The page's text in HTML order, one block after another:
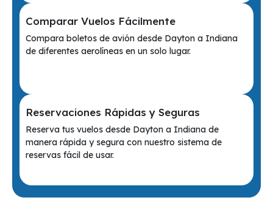
Comparar Vuelos Fácilmente
Compara boletos de avión desde Dayton a Indiana
de diferentes aerolíneas en un solo lugar.
Reservaciones Rápidas y Seguras
Reserva tus vuelos desde Dayton a Indiana de
manera rápida y segura con nuestro sistema de
reservas fácil de usar.